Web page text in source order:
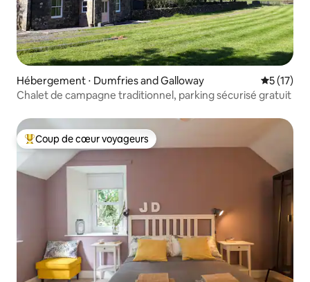
Hébergement ⋅ Dumfries and Galloway
5 (17)
Chalet de campagne traditionnel, parking sécurisé gratuit
Coups de cœur voyageurs les plus appréciés
Coup de cœur voyageurs